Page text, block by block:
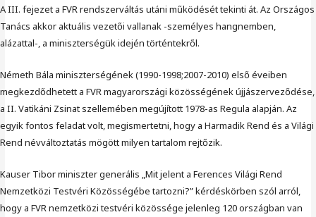
A III. fejezet a FVR rendszerváltás utáni működését tekinti át. Az Országos
Tanács akkor aktuális vezetői vallanak -személyes hangnemben,
alázattal-, a miniszterségük idején történtekről.
Németh Bála miniszterségének (1990-1998;2007-2010) első éveiben
megkezdődhetett a FVR magyarországi közösségének újjászerveződése,
a II. Vatikáni Zsinat szellemében megújított 1978-as Regula alapján. Az
egyik fontos feladat volt, megismertetni, hogy a Harmadik Rend és a Világi
Rend névváltoztatás mögött milyen tartalom rejtőzik.
Kauser Tibor miniszter generális „Mit jelent a Ferences Világi Rend
Nemzetközi Testvéri Közösségébe tartozni?” kérdéskörben szól arról,
hogy a FVR nemzetközi testvéri közössége jelenleg 120 országban van